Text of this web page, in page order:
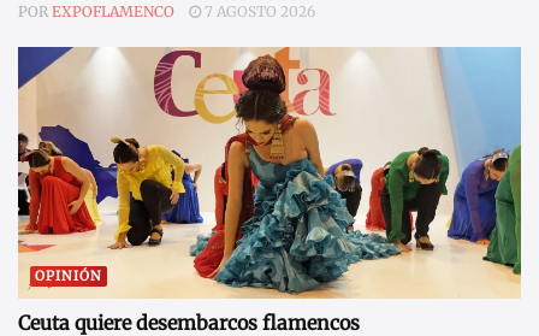
POR EXPOFLAMENCO 7 AGOSTO 2026
OPINIÓN
Ceuta quiere desembarcos flamencos